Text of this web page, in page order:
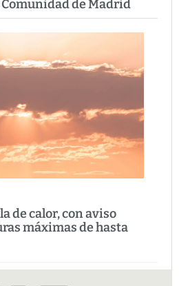
Comunidad de Madrid
de calor, con aviso
máximas de hasta